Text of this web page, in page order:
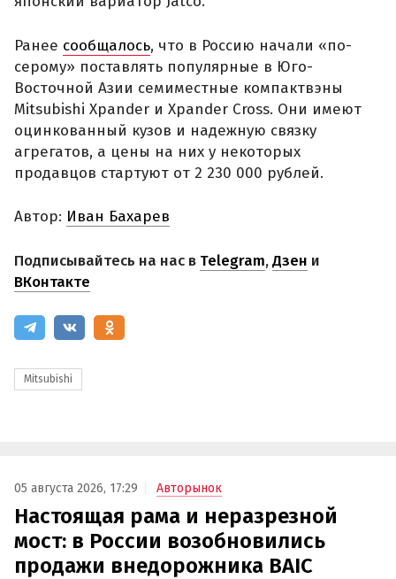
Ранее сообщалось, что в Россию начали «по-
серому» поставлять популярные в Юго-
Восточной Азии семиместные компактвэны
Mitsubishi Xpander и Xpander Cross. Они имеют
оцинкованный кузов и надежную связку
агрегатов, а цены на них у некоторых
продавцов стартуют от 2 230 000 рублей.
Автор: Иван Бахарев
Подписывайтесь на нас в Telegram,Дзен и
ВКонтакте
Mitsubishi
05 августа 2026, 17:29 Авторынок
Настоящая рама и неразрезной
мост: в России возобновились
продажи внедорожника BAIC